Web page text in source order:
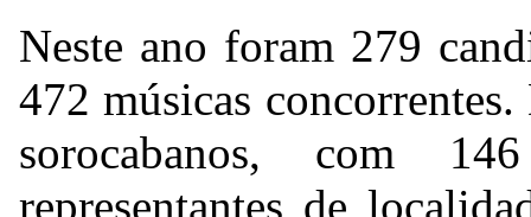
Neste ano foram 279
472 músicas
sorocabanos, com
representantes de